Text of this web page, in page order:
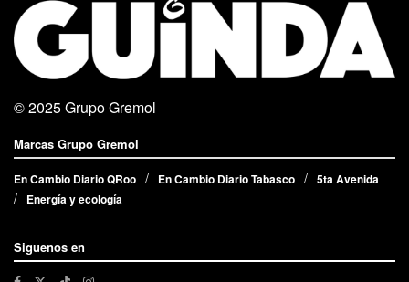
© 2025Grupo Gremol
Marcas Grupo Gremol
En Cambio Diario QRoo En Cambio Diario Tabasco
5ta Avenida
Energía y ecología
Siguenos en